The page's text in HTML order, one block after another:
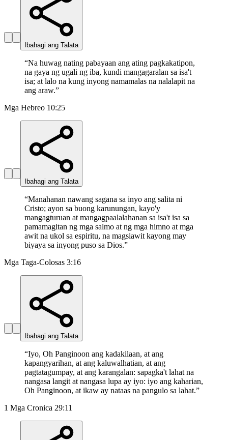
Ibahagi ang Talata
“Na huwag nating pabayaan ang ating pagkakatipon,
na gaya ng ugali ng iba, kundi mangagaralan sa isa't
isa; at lalo na kung inyong namamalas na nalalapit na
ang araw.”
Mga Hebreo 10:25
Ibahagi ang Talata
“Manahanan nawang sagana sa inyo ang salita ni
Cristo; ayon sa buong karunungan, kayo'y
mangagturuan at mangagpaalalahanan sa isa't isa sa
pamamagitan ng mga salmo at ng mga himno at mga
awit na ukol sa espiritu, na magsiawit kayong may
biyaya sa inyong puso sa Dios.”
Mga Taga-Colosas 3:16
Ibahagi ang Talata
“Iyo, Oh Panginoon ang kadakilaan, at ang
kapangyarihan, at ang kaluwalhatian, at ang
pagtatagumpay, at ang karangalan: sapagka't lahat na
nangasa langit at nangasa lupa ay iyo: iyo ang kaharian,
Oh Panginoon, at ikaw ay nataas na pangulo sa lahat.”
1 Mga Cronica 29:11